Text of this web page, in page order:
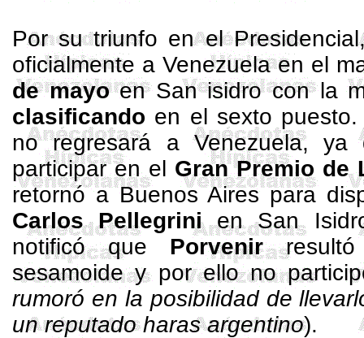
Por su triunfo en el
oficialmente a Venezuela en el
de mayoen San isidro con la
clasificando en el sexto
no regresará a Venezuela,
participar en el Gran Premio de
retornó a Buenos Aires para
CarlosPellegrinien San
notificó que Porvenir
sesamoidey por ello no
rumoró en la posibilidad de
un reputadoharasargentino).